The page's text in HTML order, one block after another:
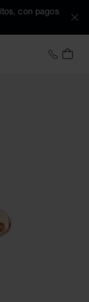
con pagos
+34
MI